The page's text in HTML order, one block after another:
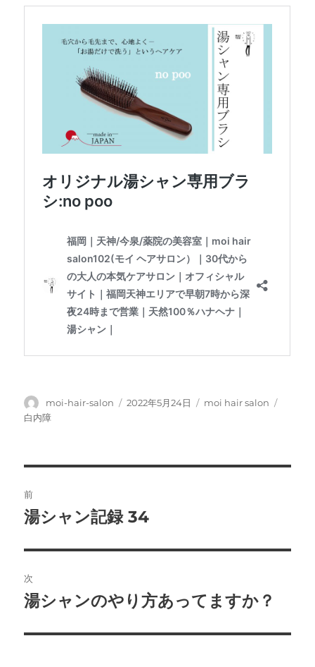
投
稿
moi-hair-salon
投
2022年5月24日
カ
moi hair salon
白内障
稿
ビ
ゲ
ー
前
前
投
稿:
湯シャン記録 34
次
次
投
湯シャンのやり方あってますか？